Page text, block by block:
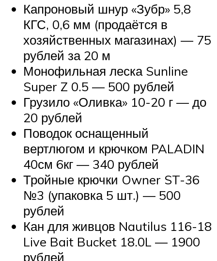
Капроновый шнур «Зубр» 5,8
КГС, 0,6 мм (продаётся в
хозяйственных магазинах) — 75
рублей за 20 м
Монофильная леска Sunline
Super Z 0.5 — 500 рублей
Грузило «Оливка» 10-20 г — до
20 рублей
Поводок оснащенный
вертлюгом и крючком PALADIN
40см 6кг — 340 рублей
Тройные крючки Owner ST-36
№3 (упаковка 5 шт.) — 500
рублей
Кан для живцов Nautilus 116-18
Live Bait Bucket 18.0L — 1900
рублей